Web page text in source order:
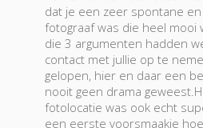
dat je een zeer spontane
fotograaf was die heel
die 3 argumenten hadden
contact met jullie op te
gelopen, hier en daar een
nooit geen drama
fotolocatie was ook echt
een eerste voorsmaakje